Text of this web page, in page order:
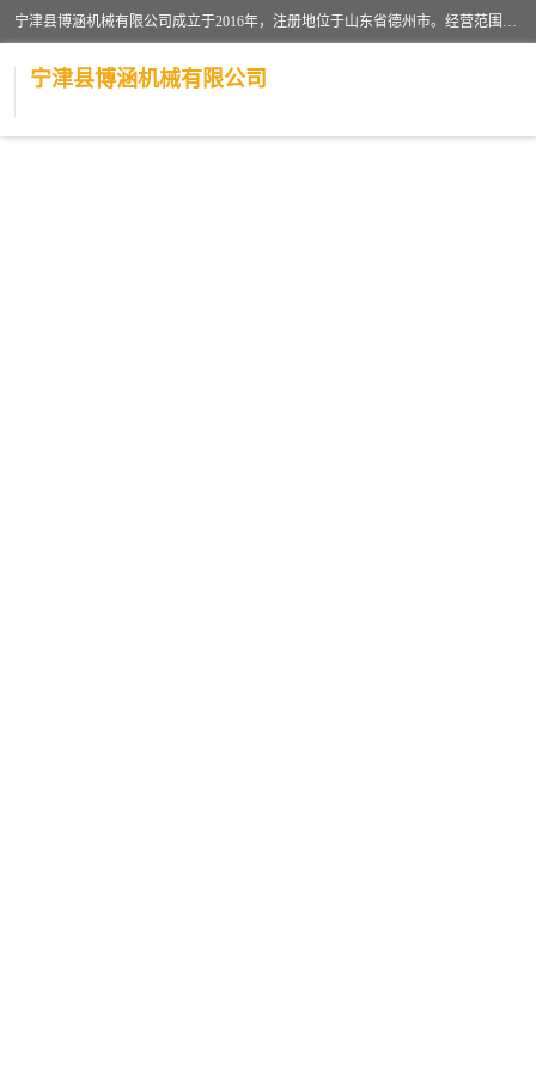
宁津县博涵机械有限公司成立于2016年，注册地位于山东省德州市。经营范围包括：机械设备研发、生产及销售，铸造用造型材料生产、销售，玻璃纤维及制品制造、销售，汽车零配件零售，机械零件、零部件加工，机械零件、零部件销售等；主要产品有：纤维过滤网,陶瓷过滤器,泡沫陶瓷过滤器,耐高温纤维过滤器,铸铁过滤器,铸铜过滤网,铸铝过滤网,铝轮毂过滤网,高效过滤网,高效陶瓷过滤网,高效纤维过滤网。
宁津县博涵机械有限公司